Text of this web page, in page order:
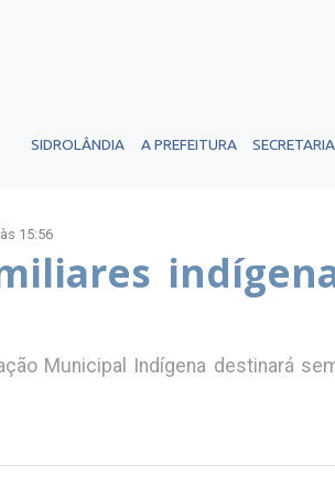
SIDROLÂNDIA A PREFEITURA
15:56
Municipal Indígena destinará